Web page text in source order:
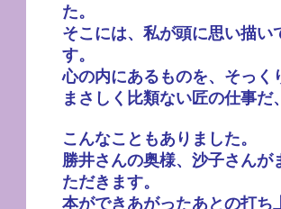
た。
そこには、私が頭に思い描
す。
心の内にあるものを、そっく
まさしく比類ない匠の仕事
こんなこともありました。
勝井さんの奥様、沙子さん
ただきます。
本ができあがったあとの打ち